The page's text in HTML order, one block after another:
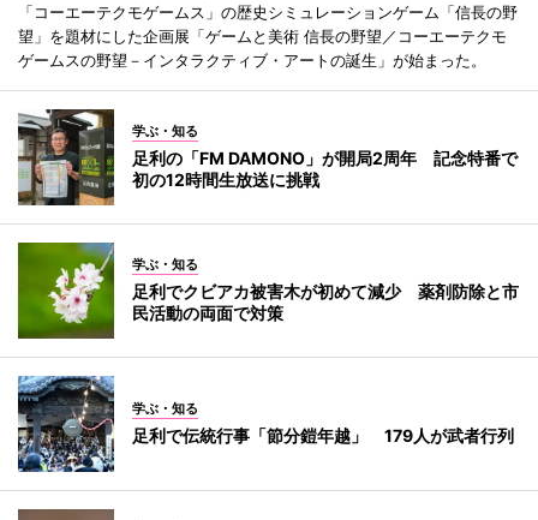
「コーエーテクモゲームス」の歴史シミュレーションゲーム「信長の野
望」を題材にした企画展「ゲームと美術 信長の野望／コーエーテクモ
ゲームスの野望－インタラクティブ・アートの誕生」が始まった。
学ぶ・知る
足利の「FM DAMONO」が開局2周年 記念特番で
初の12時間生放送に挑戦
学ぶ・知る
足利でクビアカ被害木が初めて減少 薬剤防除と市
民活動の両面で対策
学ぶ・知る
足利で伝統行事「節分鎧年越」 179人が武者行列